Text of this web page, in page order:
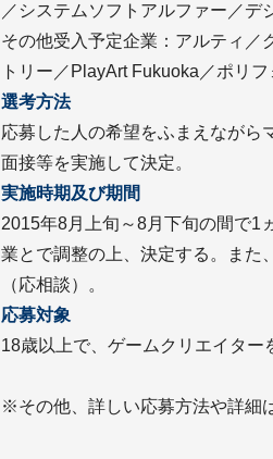
／システムソフトアルファー／デ
その他受入予定企業：アルティ／
トリー／PlayArt Fukuoka／ポリ
選考方法
応募した人の希望をふまえながら
面接等を実施して決定。
実施時期及び期間
2015年8月上旬～8月下旬の間で1
業とで調整の上、決定する。また
（応相談）。
応募対象
18歳以上で、ゲームクリエイター
※その他、詳しい応募方法や詳細